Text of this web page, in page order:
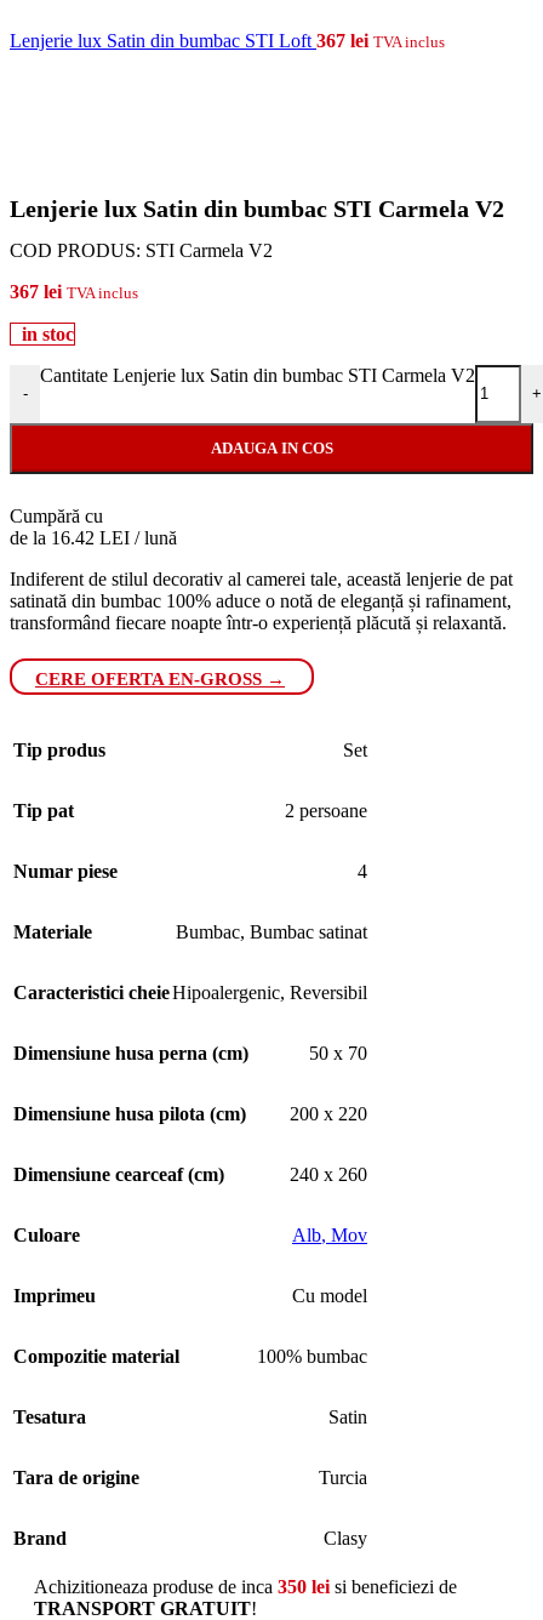
Lenjerie lux Satin din bumbac STI Loft 367 lei TVA inclus
Lenjerie lux Satin din bumbac STI Carmela V2
COD PRODUS: STI Carmela V2
367 lei TVA inclus
in stoc
-
Cantitate Lenjerie lux Satin din bumbac STI Carmela V2
+
ADAUGA IN COS
Cumpără cu
de la 16.42 LEI / lună
Indiferent de stilul decorativ al camerei tale, această lenjerie de pat
satinată din bumbac 100% aduce o notă de eleganță și rafinament,
transformând fiecare noapte într-o experiență plăcută și relaxantă.
CERE OFERTA EN-GROSS →
Tip produs Set
Tip pat 2 persoane
Numar piese 4
Materiale Bumbac, Bumbac satinat
Caracteristici cheieHipoalergenic, Reversibil
Dimensiune husa perna (cm) 50 x 70
Dimensiune husa pilota (cm) 200 x 220
Dimensiune cearceaf (cm) 240 x 260
Culoare Alb, Mov
Imprimeu Cu model
Compozitie material 100% bumbac
Tesatura Satin
Tara de origine Turcia
Brand Clasy
Achizitioneaza produse de inca 350 lei si beneficiezi de
TRANSPORT GRATUIT!